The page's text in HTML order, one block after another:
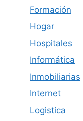
Formación
Hogar
Hospitales
Informática
Inmobiliarias
Internet
Logistica